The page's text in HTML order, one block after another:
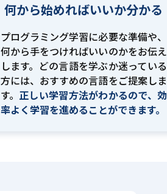
何から始めればいいか分かる
プログラミング学習に必要な準備や、
何から手をつければいいのかをお伝え
します。どの言語を学ぶか迷っている
方には、おすすめの言語をご提案しま
す。 正しい学習方法がわかるので、効
率よく学習を進めることができます。